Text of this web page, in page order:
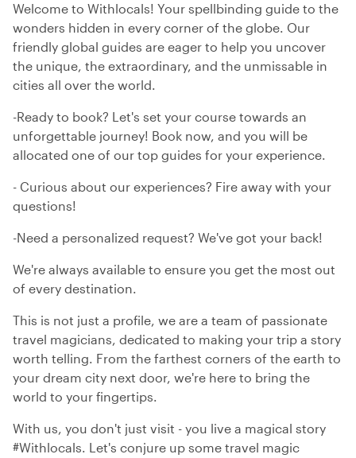
Welcome to Withlocals! Your spellbinding guide to the
wonders hidden in every corner of the globe. Our
friendly global guides are eager to help you uncover
the unique, the extraordinary, and the unmissable in
cities all over the world.
-Ready to book? Let's set your course towards an
unforgettable journey! Book now, and you will be
allocated one of our top guides for your experience.
- Curious about our experiences? Fire away with your
questions!
-Need a personalized request? We've got your back!
We're always available to ensure you get the most out
of every destination.
This is not just a profile, we are a team of passionate
travel magicians, dedicated to making your trip a story
worth telling. From the farthest corners of the earth to
your dream city next door, we're here to bring the
world to your fingertips.
With us, you don't just visit - you live a magical story
#Withlocals. Let's conjure up some travel magic